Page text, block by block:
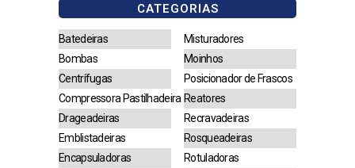
CATEGORIAS
Batedeiras
Bombas
Centrífugas
Compressora Pastilhadeira
Drageadeiras
Emblistadeiras
Encapsuladoras
Misturadores
Moinhos
Posicionador de Frascos
Reatores
Recravadeiras
Rosqueadeiras
Rotuladoras